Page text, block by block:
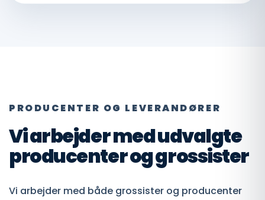
PRODUCENTER OG LEVERANDØRER
Vi arbejder med udvalgte
producenter og grossister
Vi arbejder med både grossister og producenter